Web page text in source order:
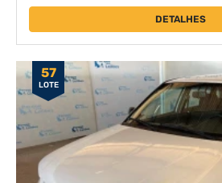
DETALHES
57
LOTE